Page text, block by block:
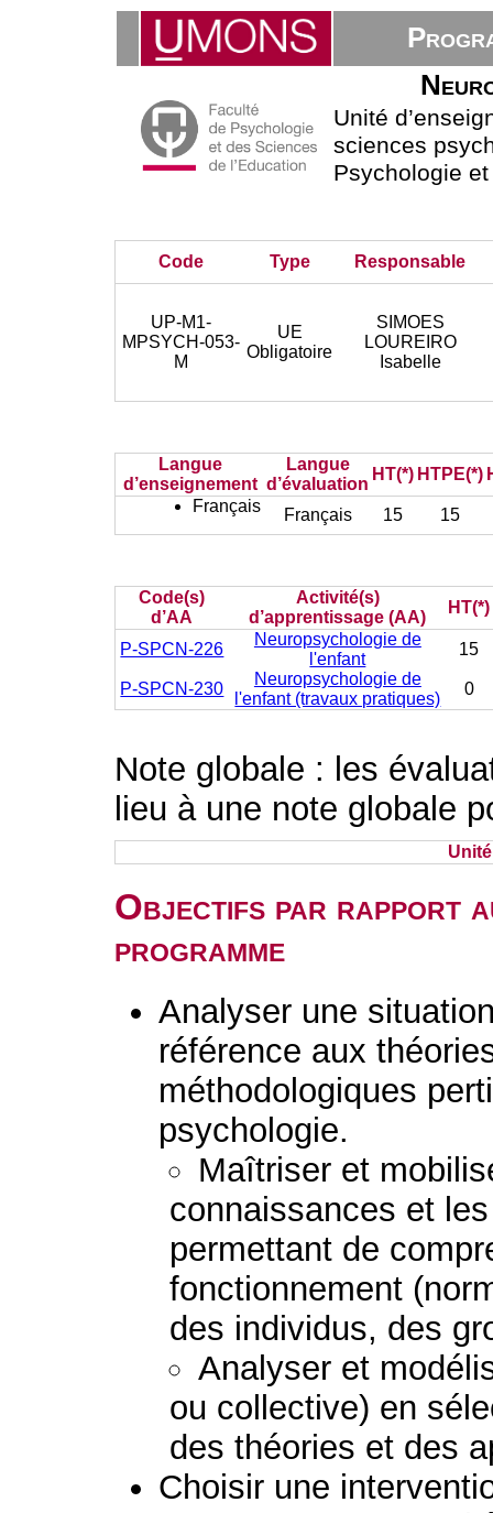
Unité
sciences
Psychologie
Code Type Responsable
UP-M1-
MPSYCH-053-
M
UE
Obligatoire
SIMOES
LOUREIRO
Isabelle
Langue
d’enseignement
Langue
d’évaluation
HT(*) HTPE(*)
Français
Français 15 15
Code(s)
d’AA
Activité(s)
d’apprentissage (AA)
HT(*)
P-SPCN-226
Neuropsychologie de
l'enfant
15
P-SPCN-230
Neuropsychologie de
l'enfant (travaux pratiques)
0
Note globale : les
lieu à une note globale
Objectifs par rapport
programme
Analyser une
référence aux
méthodologiques
psychologie.
Maîtriser et
connaissances et
permettant de
fonctionnement
des individus, des
Analyser et
ou collective) en
des théories et des
Choisir une